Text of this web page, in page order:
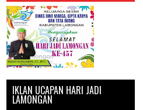
IKLAN UCAPAN HARI JADI
LAMONGAN